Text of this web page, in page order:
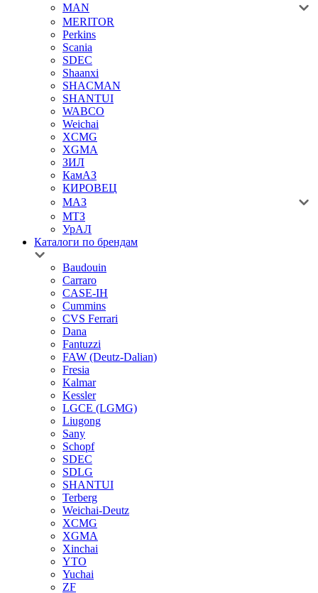
MAN
MERITOR
Perkins
Scania
SDEC
Shaanxi
SHACMAN
SHANTUI
WABCO
Weichai
XCMG
XGMA
ЗИЛ
КамАЗ
КИРОВЕЦ
МАЗ
МТЗ
УрАЛ
Каталоги по брендам
Baudouin
Carraro
CASE-IH
Cummins
CVS Ferrari
Dana
Fantuzzi
FAW (Deutz-Dalian)
Fresia
Kalmar
Kessler
LGCE (LGMG)
Liugong
Sany
Schopf
SDEC
SDLG
SHANTUI
Terberg
Weichai-Deutz
XCMG
XGMA
Xinchai
YTO
Yuchai
ZF